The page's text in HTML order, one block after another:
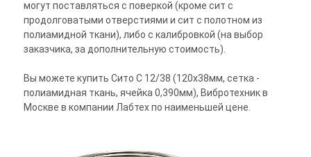
могут поставляться с поверкой (кроме сит с
продолговатыми отверстиями и сит с полотном из
полиамидной ткани), либо с калибровкой (на выбор
заказчика, за дополнительную стоимость).
Вы можете купить Сито С 12/38 (120х38мм, сетка -
полиамидная ткань, ячейка 0,390мм), Вибротехник в
Москве в компании Лабтех по наименьшей цене.